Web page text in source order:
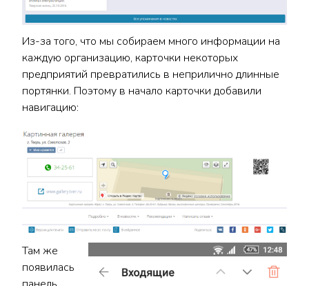
Из-за того, что мы собираем много информации на
каждую организацию, карточки некоторых
предприятий превратились в неприлично длинные
портянки. Поэтому в начало карточки добавили
навигацию:
Там же
появилась